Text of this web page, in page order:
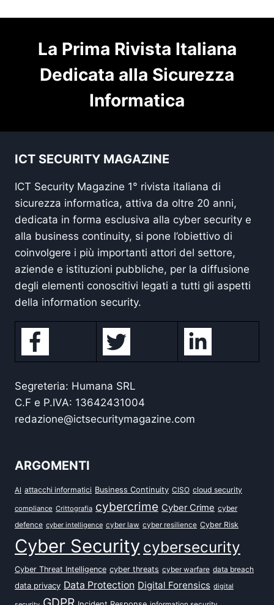
La Prima Rivista Italiana
Dedicata alla Sicurezza
Informatica
ICT SECURITY MAGAZINE
ICT Security Magazine 1° rivista italiana di
sicurezza informatica, attiva da oltre 20 anni,
dedicata in forma esclusiva alla cyber security e
alla business continuity, si pone l’obiettivo di
coinvolgere i più importanti attori del settore,
aziende e istituzioni pubbliche, per la diffusione
degli elementi conoscitivi legati a tutti gli aspetti
della information security.
Segreteria: Humana SRL
C.F e P.IVA: 13642431004
redazione@ictsecuritymagazine.com
ARGOMENTI
AI attacchi informatici Business Continuity CISO cloud security
compliance Crittografia cybercrime Cyber Crime cyber
defence cyber intelligence cyber law cyber resilience Cyber Risk
Cyber Security cybersecurity
Cyber Threat Intelligence cyber threats cyber warfare data breach
data privacy Data Protection Digital Forensics digital